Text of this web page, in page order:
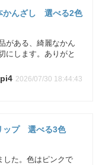
かんざし 選べる2色
がある、綺麗なかん
にします。ありがと
2026/07/30 18:44:43
ップ 選べる3色
した。色はピンクで